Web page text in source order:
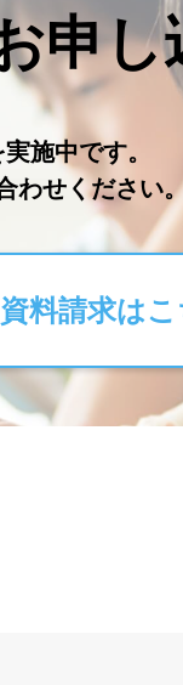
申し
施中です。
わせください
資料請求はこ